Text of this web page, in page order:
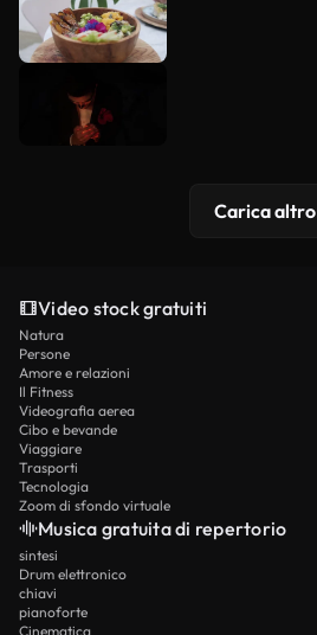
Carica altro
Video stock gratuiti
Natura
Persone
Amore e relazioni
Il Fitness
Videografia aerea
Cibo e bevande
Viaggiare
Trasporti
Tecnologia
Zoom di sfondo virtuale
Musica gratuita di repertorio
sintesi
Drum elettronico
chiavi
pianoforte
Cinematica